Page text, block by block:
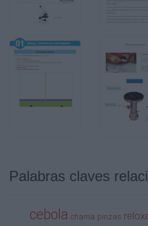
Palabras claves
cebola chama pinzas